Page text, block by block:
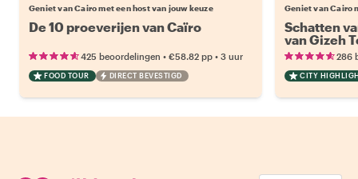
Geniet van Cairo met een host van jouw keuze
De 10 proeverijen van Caïro
425 beoordelingen • €58.82 pp • 3 uur
FOOD TOUR DIRECT BEVESTIGD
Geniet van Cairo
Schatten
van Gizeh
286
CITY